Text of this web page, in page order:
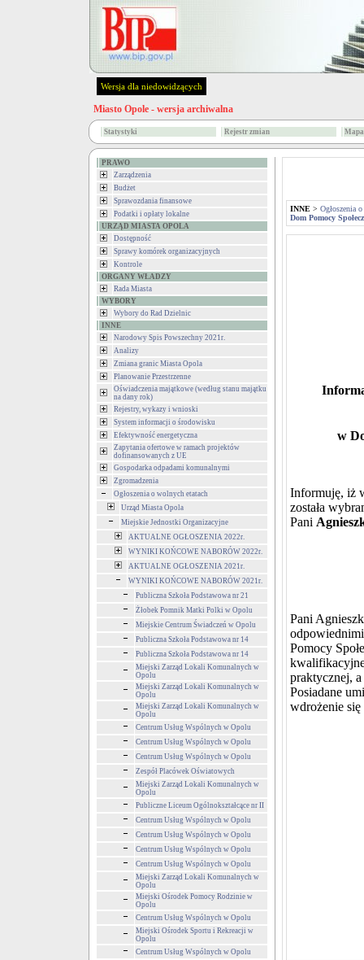
Wersja dla niedowidzących
Miasto Opole - wersja archiwalna
Statystyki Rejestr zmian
PRAWO
Zarządzenia
Budżet
Sprawozdania finansowe
Podatki i opłaty lokalne
URZĄD MIASTA OPOLA
Dostępność
Sprawy komórek organizacyjnych
Kontrole
ORGANY WŁADZY
Rada Miasta
WYBORY
Wybory do Rad Dzielnic
INNE
Narodowy Spis Powszechny 2021r.
Analizy
Zmiana granic Miasta Opola
Planowanie Przestrzenne
Oświadczenia majątkowe (według stanu majątku
na dany rok)
Rejestry, wykazy i wnioski
System informacji o środowisku
Efektywność energetyczna
Zapytania ofertowe w ramach projektów
dofinansowanych z UE
Gospodarka odpadami komunalnymi
Zgromadzenia
Ogłoszenia o wolnych etatach
Urząd Miasta Opola
Miejskie Jednostki Organizacyjne
AKTUALNE OGŁOSZENIA 2022r.
WYNIKI KOŃCOWE NABORÓW 2022r.
AKTUALNE OGŁOSZENIA 2021r.
WYNIKI KOŃCOWE NABORÓW 2021r.
Publiczna Szkoła Podstawowa nr 21
Żłobek Pomnik Matki Polki w Opolu
Miejskie Centrum Świadczeń w Opolu
Publiczna Szkoła Podstawowa nr 14
Publiczna Szkoła Podstawowa nr 14
Miejski Zarząd Lokali Komunalnych w
Opolu
Miejski Zarząd Lokali Komunalnych w
Opolu
Miejski Zarząd Lokali Komunalnych w
Opolu
Centrum Usług Wspólnych w Opolu
Centrum Usług Wspólnych w Opolu
Centrum Usług Wspólnych w Opolu
Zespół Placówek Oświatowych
Miejski Zarząd Lokali Komunalnych w
Opolu
Publiczne Liceum Ogólnokształcące nr II
Centrum Usług Wspólnych w Opolu
Centrum Usług Wspólnych w Opolu
Centrum Usług Wspólnych w Opolu
Centrum Usług Wspólnych w Opolu
Miejski Zarząd Lokali Komunalnych w
Opolu
Miejski Ośrodek Pomocy Rodzinie w
Opolu
Centrum Usług Wspólnych w Opolu
Miejski Ośrodek Sportu i Rekreacji w
Opolu
Centrum Usług Wspólnych w Opolu
INNE > Ogłoszenia
Dom Pomocy
I
w
Informuję, iż
została
Pani
Pani
Pomocy
praktycznej,
Posiadane
wdrożenie